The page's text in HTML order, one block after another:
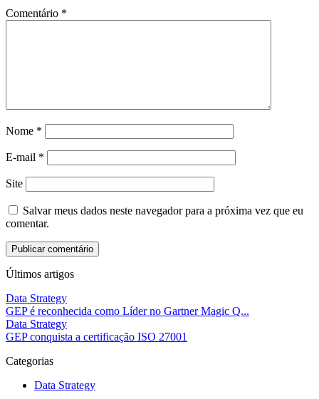
Comentário *
Nome *
E-mail *
Site
Salvar meus dados neste navegador para a próxima vez que eu
comentar.
Últimos artigos
Data Strategy
GEP é reconhecida como Líder no Gartner Magic Q...
Data Strategy
GEP conquista a certificação ISO 27001
Categorias
Data Strategy